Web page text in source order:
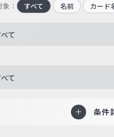
象： すべて 名前 カード
て
て
条件